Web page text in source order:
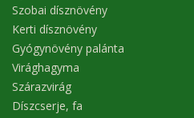
Szobai dísznövény
Kerti dísznövény
Gyógynövény palánta
Virághagyma
Szárazvirág
Díszcserje, fa